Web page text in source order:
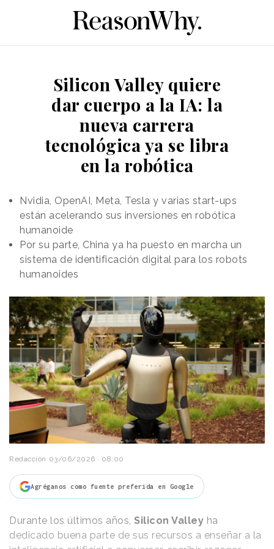
Silicon Valley quiere
dar cuerpo a la IA: la
nueva carrera
tecnológica ya se libra
en la robótica
Nvidia, OpenAI, Meta, Tesla y varias start-ups
están acelerando sus inversiones en robótica
humanoide
Por su parte, China ya ha puesto en marcha un
sistema de identificación digital para los robots
humanoides
Redacción 03/06/2026 · 08:00
Agréganos como fuente preferida en Google
Durante los últimos años, Silicon Valley ha
dedicado buena parte de sus recursos a enseñar a la